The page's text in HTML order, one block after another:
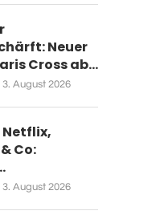
Neuer
Cross ab...
3. August 2026
Co:
3. August 2026